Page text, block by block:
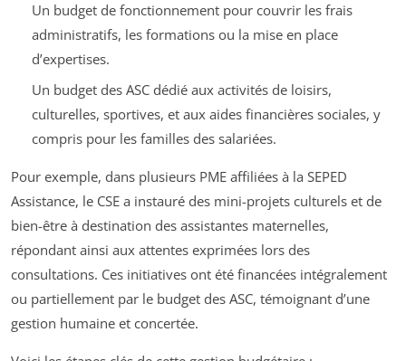
Un budget de fonctionnement pour couvrir les frais
administratifs, les formations ou la mise en place
d’expertises.
Un budget des ASC dédié aux activités de loisirs,
culturelles, sportives, et aux aides financières sociales, y
compris pour les familles des salariées.
Pour exemple, dans plusieurs PME affiliées à la SEPED
Assistance, le CSE a instauré des mini-projets culturels et de
bien-être à destination des assistantes maternelles,
répondant ainsi aux attentes exprimées lors des
consultations. Ces initiatives ont été financées intégralement
ou partiellement par le budget des ASC, témoignant d’une
gestion humaine et concertée.